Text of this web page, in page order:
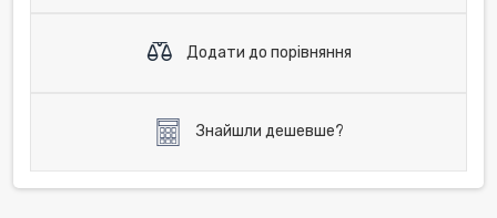
Додати до порівняння
Знайшли дешевше?